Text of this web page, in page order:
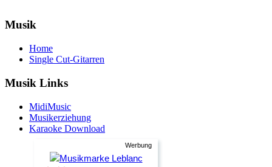
Musik
Home
Single Cut-Gitarren
Musik Links
MidiMusic
Musikerziehung
Karaoke Download